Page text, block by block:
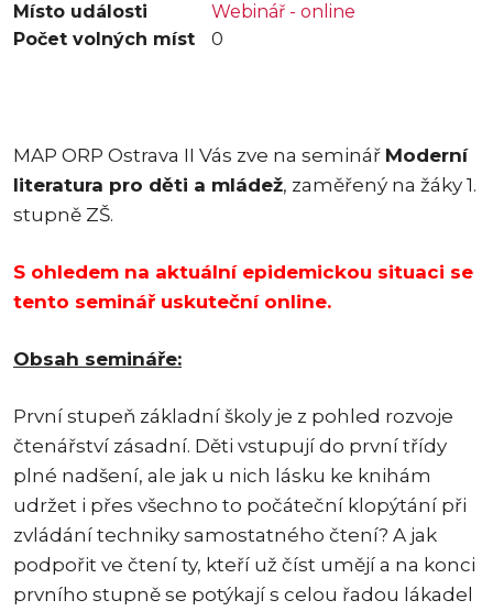
Místo události
Webinář - online
Počet volných míst
0
MAP ORP Ostrava II Vás zve na seminář Moderní
literatura pro děti a mládež, zaměřený na žáky 1.
stupně ZŠ.
S ohledem na aktuální epidemickou situaci se
tento seminář uskuteční online.
Obsah semináře:
První stupeň základní školy je z pohled rozvoje
čtenářství zásadní. Děti vstupují do první třídy
plné nadšení, ale jak u nich lásku ke knihám
udržet i přes všechno to počáteční klopýtání při
zvládání techniky samostatného čtení? A jak
podpořit ve čtení ty, kteří už číst umějí a na konci
prvního stupně se potýkají s celou řadou lákadel